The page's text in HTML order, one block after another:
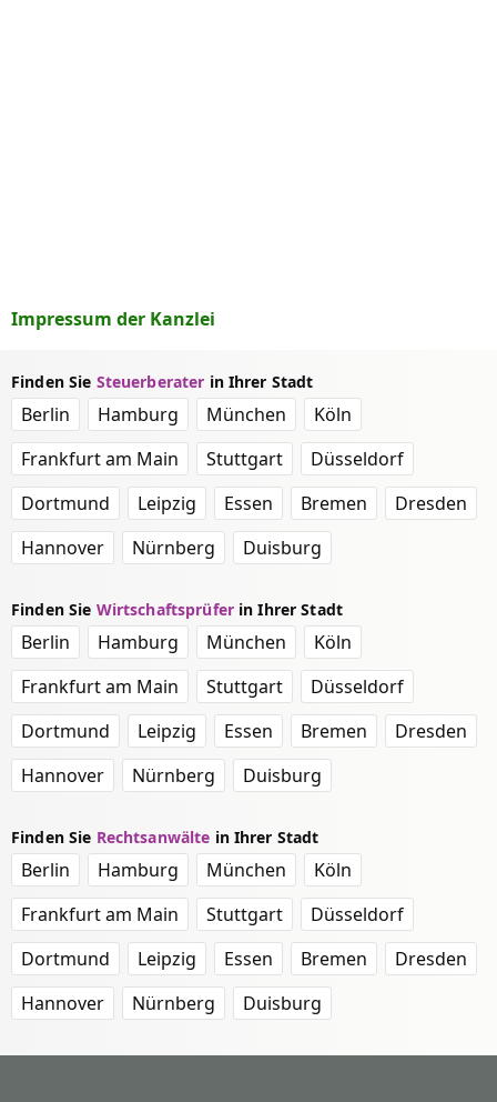
Impressum der Kanzlei
Finden Sie Steuerberater in Ihrer Stadt
Berlin Hamburg München
Köln
Frankfurt am Main
Stuttgart
Düsseldorf
Dortmund
Leipzig Essen Bremen
Dresden
Hannover
Nürnberg Duisburg
Finden Sie Wirtschaftsprüferin Ihrer Stadt
Berlin Hamburg München
Köln
Frankfurt am Main
Stuttgart
Düsseldorf
Dortmund
Leipzig Essen Bremen
Dresden
Hannover
Nürnberg Duisburg
Finden Sie Rechtsanwälte in Ihrer Stadt
Berlin Hamburg München
Köln
Frankfurt am Main
Stuttgart
Düsseldorf
Dortmund
Leipzig Essen Bremen
Dresden
Hannover
Nürnberg Duisburg